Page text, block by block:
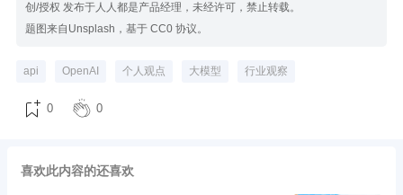
创/授权 发布于人人都是产品经理，未经许可，禁止转载。
题图来自Unsplash，基于 CC0 协议。
api OpenAI 个人观点 大模型 行业观察
0 0
喜欢此内容的还喜欢